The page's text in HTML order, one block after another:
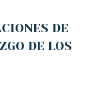
DE
DE LOS